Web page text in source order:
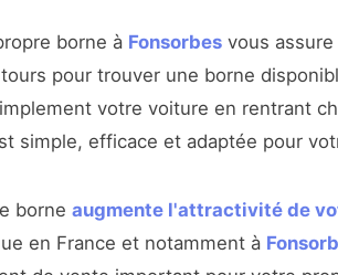
borne à Fonsorbes vous
pour trouver une borne
votre voiture en rentrant
simple, efficace et adaptée pour
borne augmente l'attractivité de
en France et notamment à